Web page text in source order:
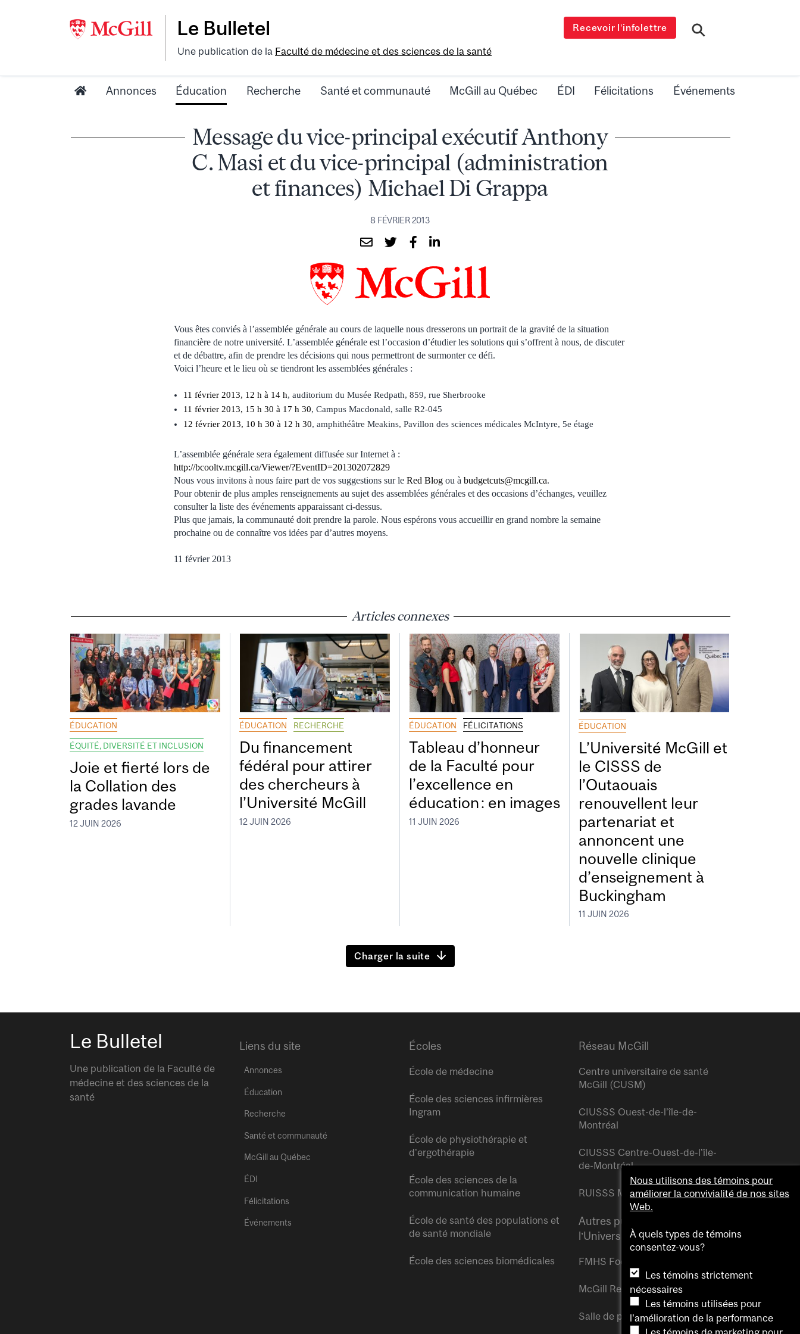
Le Bulletel
Une publication de la Faculté de médecine et des sciences de la santé
Recevoir l’infolettre
Annonces Éducation Recherche Santé et communauté McGill au Québec ÉDI Félicitations Événements
Message du vice-principal exécutif Anthony
C. Masi et du vice-principal (administration
et finances) Michael Di Grappa
8 FÉVRIER 2013
Vous êtes conviés à l’assemblée générale au cours de laquelle nous dresserons un portrait de la gravité de la situation
financière de notre université. L’assemblée générale est l’occasion d’étudier les solutions qui s’offrent à nous, de discuter
et de débattre, afin de prendre les décisions qui nous permettront de surmonter ce défi.
Voici l’heure et le lieu où se tiendront les assemblées générales :
11 février 2013, 12 h à 14 h, auditorium du Musée Redpath, 859, rue Sherbrooke
11 février 2013, 15 h 30 à 17 h 30, Campus Macdonald, salle R2-045
12 février 2013, 10 h 30 à 12 h 30, amphithéâtre Meakins, Pavillon des sciences médicales McIntyre, 5e étage
L’assemblée générale sera également diffusée sur Internet à :
http://bcooltv.mcgill.ca/Viewer/?EventID=201302072829
Nous vous invitons à nous faire part de vos suggestions sur le Red Blog ou à budgetcuts@mcgill.ca.
Pour obtenir de plus amples renseignements au sujet des assemblées générales et des occasions d’échanges, veuillez
consulter la liste des événements apparaissant ci-dessus.
Plus que jamais, la communauté doit prendre la parole. Nous espérons vous accueillir en grand nombre la semaine
prochaine ou de connaître vos idées par d’autres moyens.
11 février 2013
Articles connexes
ÉDUCATION
ÉQUITÉ, DIVERSITÉ ET INCLUSION
Joie et fierté lors de
la Collation des
grades lavande
12 JUIN 2026
ÉDUCATION RECHERCHE
Du financement
fédéral pour attirer
des chercheurs à
l’Université McGill
12 JUIN 2026
ÉDUCATION FÉLICITATIONS
Tableau d’honneur
de la Faculté pour
l’excellence en
éducation : en images
11 JUIN 2026
ÉDUCATION
L’Université McGill et
le CISSS de
l’Outaouais
renouvellent leur
partenariat et
annoncent une
nouvelle clinique
d’enseignement à
Buckingham
11 JUIN 2026
Charger la suite
Le Bulletel
Une publication de la Faculté de
médecine et des sciences de la
santé
Liens du site
Annonces
Éducation
Recherche
Santé et communauté
McGill au Québec
ÉDI
Félicitations
Événements
Écoles
École de médecine
École des sciences infirmières
Ingram
École de physiothérapie et
d’ergothérapie
École des sciences de la
communication humaine
École de santé des populations et
de santé mondiale
École des sciences biomédicales
Réseau McGill
Centre universitaire de santé
McGill (CUSM)
CIUSSS Ouest-de-l’île-de-
Montréal
CIUSSS Centre-Ouest-de-l’île-
de-Montréal
RUISSS McGill
Autres publications de
l’Université McGill
FMHS Focus
McGill Reporter
Salle de presse McGill
Nous utilisons des témoins pour
améliorer la convivialité de nos sites
Web.
À quels types de témoins
consentez-vous?
Les témoins strictement
nécessaires
Les témoins utilisées pour
l'amélioration de la performance